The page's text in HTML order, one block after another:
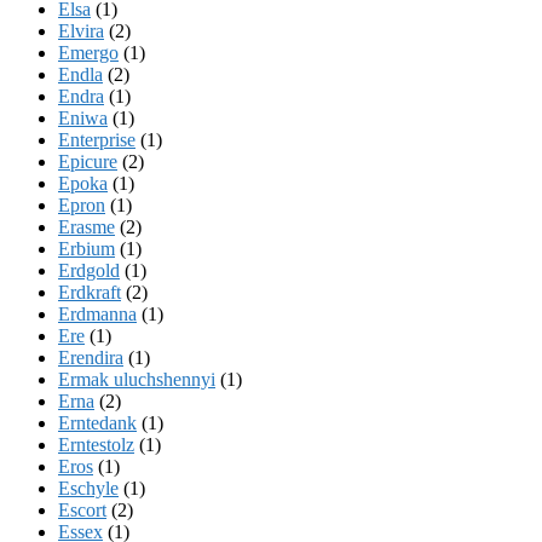
Elsa (1)
Elvira (2)
Emergo (1)
Endla (2)
Endra (1)
Eniwa (1)
Enterprise (1)
Epicure (2)
Epoka (1)
Epron (1)
Erasme (2)
Erbium (1)
Erdgold (1)
Erdkraft (2)
Erdmanna (1)
Ere (1)
Erendira (1)
Ermak uluchshennyi (1)
Erna (2)
Erntedank (1)
Erntestolz (1)
Eros (1)
Eschyle (1)
Escort (2)
Essex (1)